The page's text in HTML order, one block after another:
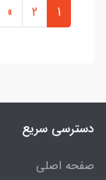
1
2
»
دسترسی سریع
صفحه اصلی